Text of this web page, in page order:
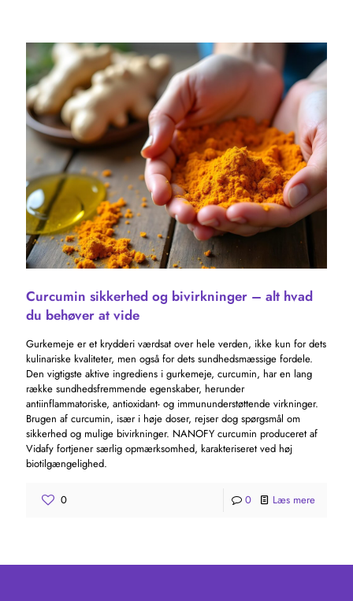
Curcumin sikkerhed og bivirkninger – alt hvad
du behøver at vide
Gurkemeje er et krydderi værdsat over hele verden, ikke kun for dets
kulinariske kvaliteter, men også for dets sundhedsmæssige fordele.
Den vigtigste aktive ingrediens i gurkemeje, curcumin, har en lang
række sundhedsfremmende egenskaber, herunder
antiinflammatoriske, antioxidant- og immununderstøttende virkninger.
Brugen af ​​curcumin, især i høje doser, rejser dog spørgsmål om
sikkerhed og mulige bivirkninger. NANOFY curcumin produceret af
Vidafy fortjener særlig opmærksomhed, karakteriseret ved høj
biotilgængelighed.
0 0 Læs mere